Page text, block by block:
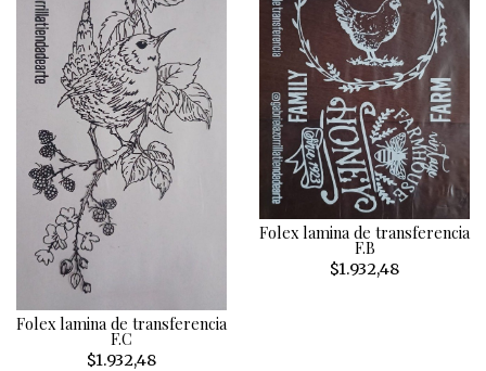
Folex lamina de transferencia
F.C
$1.932,48
Folex lamina de transferencia
F.B
$1.932,48